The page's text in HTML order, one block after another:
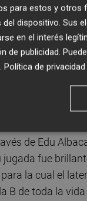
cargadas.
mejorar la
y una
y,
Nada de ‘play-
de Edu
fue
la cual el
B de toda la
para estos y otros
dispositivo. Sus
en el interés
de publicidad.
. Política de privacidad